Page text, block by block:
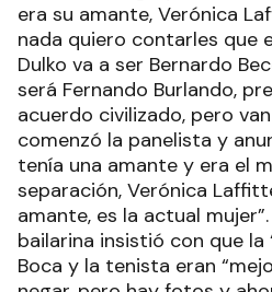
negar, pero hay fotos y
mujer. Martín Sierra (el
ella le negó a muerte la
dos días, ‘son rumores’ le
separados porque a él
que ella había sido infiel”.
actual pareja de Gago le
marido con gente del
del colegio al que asisten
Pía Shaw también confirmó:
conviven”.